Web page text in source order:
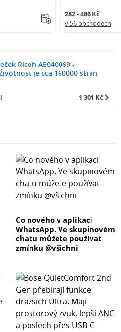
282 - 486 Kč
v 56 obchodech
Ricoh AE040069 -
je cca 160000 stran
1 301 Kč
Co nového v aplikaci
WhatsApp. Ve skupinovém
chatu můžete používat
zmínku @všichni